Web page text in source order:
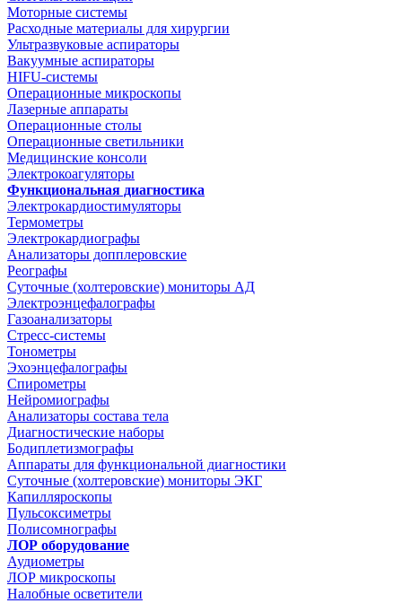
Моторные системы
Расходные материалы для хирургии
Ультразвуковые аспираторы
Вакуумные аспираторы
HIFU-системы
Операционные микроскопы
Лазерные аппараты
Операционные столы
Операционные светильники
Медицинские консоли
Электрокоагуляторы
Функциональная диагностика
Электрокардиостимуляторы
Термометры
Электрокардиографы
Анализаторы допплеровские
Реографы
Суточные (холтеровские) мониторы АД
Электроэнцефалографы
Газоанализаторы
Стресс-системы
Тонометры
Эхоэнцефалографы
Спирометры
Нейромиографы
Анализаторы состава тела
Диагностические наборы
Бодиплетизмографы
Аппараты для функциональной диагностики
Суточные (холтеровские) мониторы ЭКГ
Капилляроскопы
Пульсоксиметры
Полисомнографы
ЛОР оборудование
Аудиометры
ЛОР микроскопы
Налобные осветители